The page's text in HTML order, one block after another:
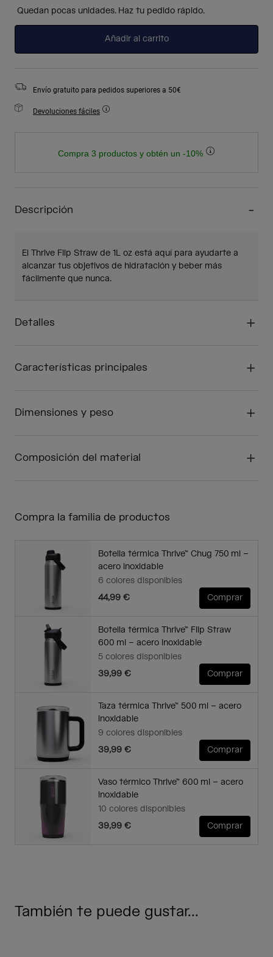
Quedan pocas unidades. Haz tu pedido rápido.
Añadir al carrito
Envío gratuito para pedidos superiores a 50€
Devoluciones fáciles
Compra 3 productos y obtén un -10%
Descripción
El Thrive Flip Straw de 1L oz está aquí para ayudarte a
alcanzar tus objetivos de hidratación y beber más
fácilmente que nunca.
Detalles
Características principales
Dimensiones y peso
Composición del material
Compra la familia de productos
Botella térmica Thrive™ Chug 750 ml –
acero inoxidable
6 colores disponibles
44,99 €
Comprar
Botella térmica Thrive™ Flip Straw
600 ml – acero inoxidable
5 colores disponibles
39,99 €
Comprar
Taza térmica Thrive™ 500 ml – acero
inoxidable
9 colores disponibles
39,99 €
Comprar
Vaso térmico Thrive™ 600 ml – acero
inoxidable
10 colores disponibles
39,99 €
Comprar
También te puede gustar...